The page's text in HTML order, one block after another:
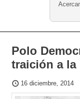
Polo
traición a la
16 diciembre, 2014